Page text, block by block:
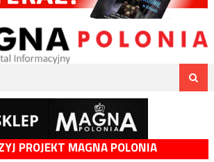
PROJEKT MAGNA POLONIA